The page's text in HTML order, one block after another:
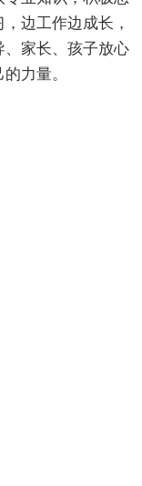
边工作边成长，
家长、孩子放心
力量。